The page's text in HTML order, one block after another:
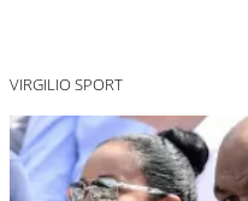
VIRGILIO SPORT